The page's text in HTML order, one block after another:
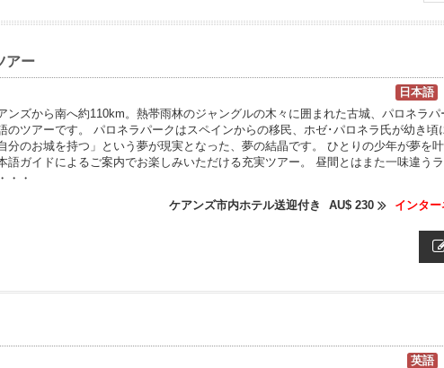
アー
日本語
ンズから南へ約110km。熱帯雨林のジャングルの木々に囲まれた古城、パロネラパ
のツアーです。 パロネラパークはスペインからの移民、ホゼ･パロネラ氏が幼き頃
分のお城を持つ」という夢が現実となった、夢の結晶です。 ひとりの少年が夢を叶
語ガイドによるご案内でお楽しみいただける充実ツアー。 昼間とはまた一味違う
・・
ケアンズ市内ホテル送迎付き
AU$ 230 インタ
英語